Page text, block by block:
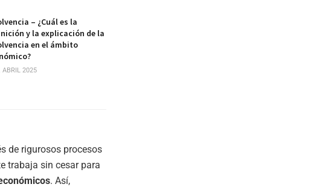
– ¿Cuál es la
y la explicación de la
en el ámbito
ABRIL 2025
de rigurosos procesos
trabaja sin cesar para
. Así,